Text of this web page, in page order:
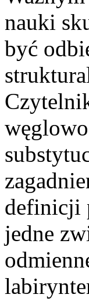
nauki
być
definicji
jedne